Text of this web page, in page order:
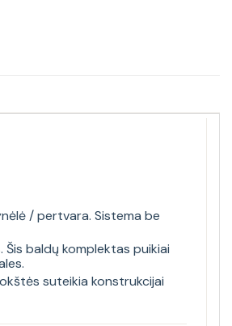
/ pertvara. Sistema be
baldų komplektas puikiai
suteikia konstrukcijai